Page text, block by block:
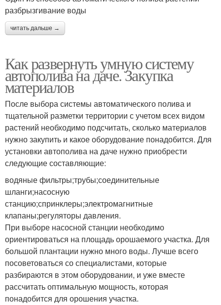
разбрызгивание воды
читать дальше →
Как развернуть умную систему
автополива на даче. Закупка
материалов
После выбора системы автоматического полива и
тщательной разметки территории с учетом всех видом
растений необходимо подсчитать, сколько материалов
нужно закупить и какое оборудование понадобится. Для
установки автополива на даче нужно приобрести
следующие составляющие:
водяные фильтры;трубы;соединительные
шланги;насосную
станцию;спринклеры;электромагнитные
клапаны;регуляторы давления.
При выборе насосной станции необходимо
ориентироваться на площадь орошаемого участка. Для
большой плантации нужно много воды. Лучше всего
посоветоваться со специалистами, которые
разбираются в этом оборудовании, и уже вместе
рассчитать оптимальную мощность, которая
понадобится для орошения участка.